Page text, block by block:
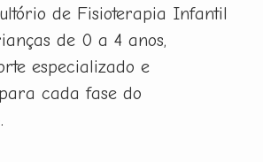
de Fisioterapia Infantil
de 0 a 4 anos,
especializado e
cada fase do